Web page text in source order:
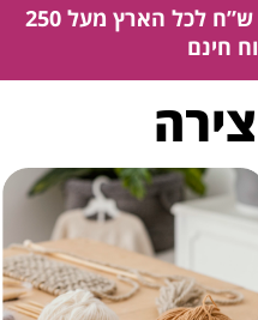
המשלוחים עד הבית רק 29 ש”ח לכל הארץ מעל 250
חינם